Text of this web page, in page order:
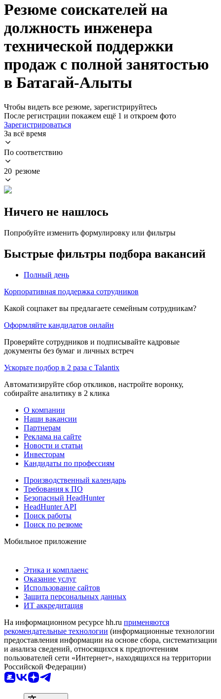
Резюме соискателей на
должность инженера
технической поддержки
продаж с полной занятостью
в Батагай-Алыты
Чтобы видеть все резюме, зарегистрируйтесь
После регистрации покажем ещё 1 и откроем фото
Зарегистрироваться
За всё время
По соответствию
20 резюме
Ничего не нашлось
Попробуйте изменить формулировку или фильтры
Быстрые фильтры подбора вакансий
Полный день
Корпоративная поддержка сотрудников
Какой соцпакет вы предлагаете семейным сотрудникам?
Оформляйте кандидатов онлайн
Проверяйте сотрудников и подписывайте кадровые
документы без бумаг и личных встреч
Ускорьте подбор в 2 раза с Talantix
Автоматизируйте сбор откликов, настройте воронку,
собирайте аналитику в 2 клика
О компании
Наши вакансии
Партнерам
Реклама на сайте
Новости и статьи
Инвесторам
Кандидаты по профессиям
Производственный календарь
Требования к ПО
Безопасный HeadHunter
HeadHunter API
Поиск работы
Поиск по резюме
Мобильное приложение
Этика и комплаенс
Оказание услуг
Использование сайтов
Защита персональных данных
ИТ аккредитация
На информационном ресурсе hh.ru применяются
рекомендательные технологии (информационные технологии
предоставления информации на основе сбора, систематизации
и анализа сведений, относящихся к предпочтениям
пользователей сети «Интернет», находящихся на территории
Российской Федерации)